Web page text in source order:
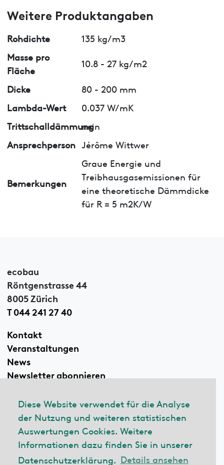
Diese Website verwendet für die Analyse
der Nutzung und weiteren statistischen
Auswertungen Cookies. Weitere
Informationen dazu finden Sie in unserer
Datenschutzerklärung. Details ansehen
Weitere Produktangaben
Rohdichte
135 kg/m3
Masse pro
Fläche
10.8 - 27 kg/m2
Dicke
80 - 200 mm
Lambda-Wert
0.037 W/mK
Trittschalldämmung
nein
Ansprechperson Jérôme Wittwer
Bemerkungen
Graue Energie und
Treibhausgasemissionen für
eine theoretische Dämmdicke
für R = 5 m2K/W
ecobau
Röntgenstrasse 44
8005 Zürich
T 044 241 27 40
Kontakt
Veranstaltungen
News
Newsletter abonnieren
Linkedin
© 2026 ecobau